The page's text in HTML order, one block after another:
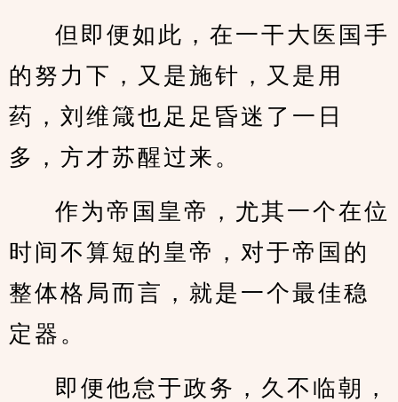
但即便如此，在一干大医国手
的努力下，又是施针，又是用
药，刘维箴也足足昏迷了一日
多，方才苏醒过来。
作为帝国皇帝，尤其一个在位
时间不算短的皇帝，对于帝国的
整体格局而言，就是一个最佳稳
定器。
即便他怠于政务，久不临朝，